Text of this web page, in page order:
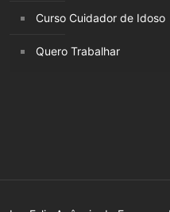
Curso Cuidador de Idoso
Quero Trabalhar